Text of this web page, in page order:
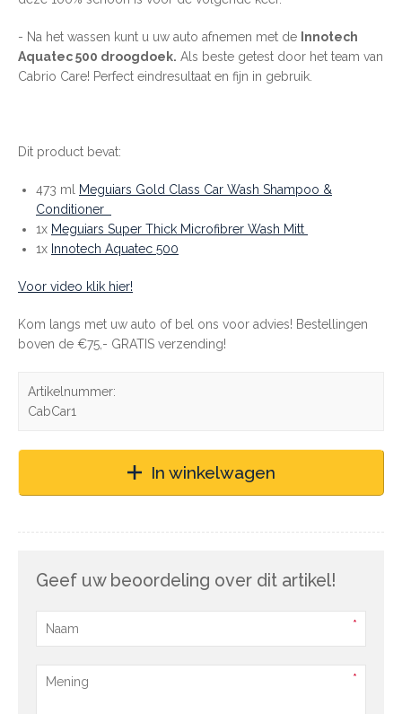
- Na het wassen kunt u uw auto afnemen met de Innotech
Aquatec 500 droogdoek. Als beste getest door het team van
Cabrio Care! Perfect eindresultaat en fijn in gebruik.
Dit product bevat:
473 ml Meguiars Gold Class Car Wash Shampoo &
Conditioner
1x Meguiars Super Thick Microfibrer Wash Mitt
1x Innotech Aquatec 500
Voor video klik hier!
Kom langs met uw auto of bel ons voor advies! Bestellingen
boven de €75,- GRATIS verzending!
Artikelnummer:
CabCar1
In winkelwagen
Geef uw beoordeling over dit artikel!